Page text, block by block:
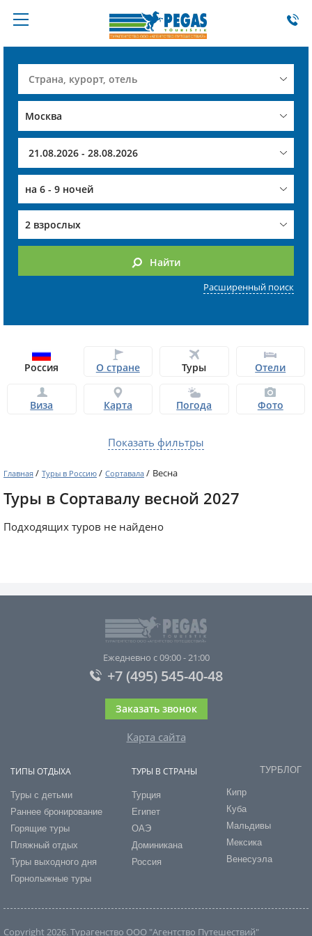
на 6 - 9 ночей
2 взрослых
Найти
Расширенный поиск
Россия О стране Туры Отели
Виза Карта Погода Фото
Показать фильтры
Главная / Туры в Россию / Сортавала / Весна
Туры в Сортавалу весной 2027
Подходящих туров не найдено
Ежедневно с 09:00 - 21:00
+7 (495) 545-40-48
Заказать звонок
Карта сайта
ТИПЫ ОТДЫХА
Туры с детьми
Раннее бронирование
Горящие туры
Пляжный отдых
Туры выходного дня
Горнолыжные туры
ТУРЫ В СТРАНЫ
Турция
Египет
ОАЭ
Доминикана
Россия
ТУРБЛОГ
Кипр
Куба
Мальдивы
Мексика
Венесуэла
Copyright 2026. Турагенство ООО "Агентство Путешествий"